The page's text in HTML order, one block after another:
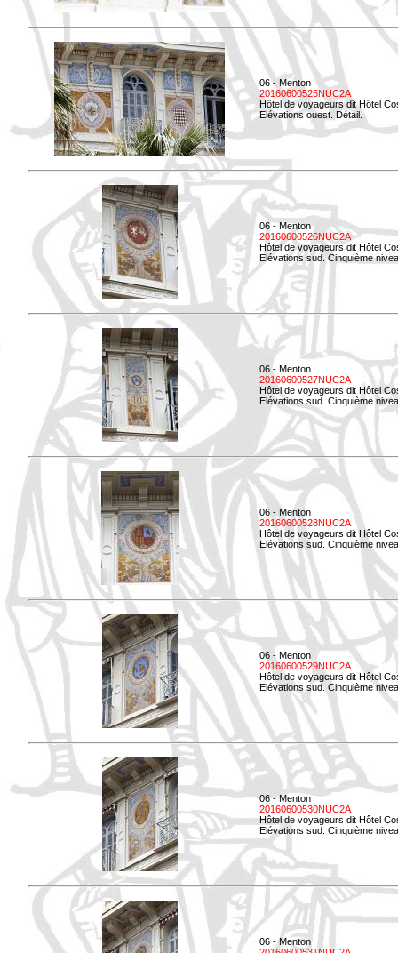
06 - Menton
20160600525NUC2A
Hôtel de voyageurs dit Hôtel
Elévations ouest. Détail.
06 - Menton
20160600526NUC2A
Hôtel de voyageurs dit Hôtel
Elévations sud. Cinquième
06 - Menton
20160600527NUC2A
Hôtel de voyageurs dit Hôtel
Elévations sud. Cinquième
06 - Menton
20160600528NUC2A
Hôtel de voyageurs dit Hôtel
Elévations sud. Cinquième
06 - Menton
20160600529NUC2A
Hôtel de voyageurs dit Hôtel
Elévations sud. Cinquième
06 - Menton
20160600530NUC2A
Hôtel de voyageurs dit Hôtel
Elévations sud. Cinquième
06 - Menton